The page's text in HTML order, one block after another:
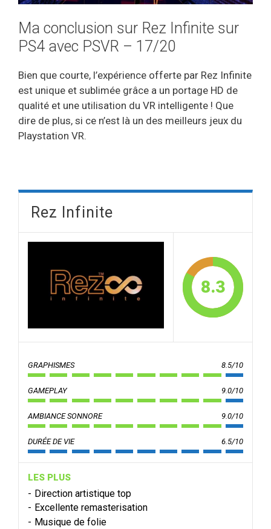
Ma conclusion sur Rez Infinite sur
PS4 avec PSVR – 17/20
Bien que courte, l’expérience offerte par Rez Infinite
est unique et sublimée grâce a un portage HD de
qualité et une utilisation du VR intelligente ! Que
dire de plus, si ce n’est là un des meilleurs jeux du
Playstation VR.
Rez Infinite
8.3
GRAPHISMES 8.5/10
GAMEPLAY 9.0/10
AMBIANCE SONNORE 9.0/10
DURÉE DE VIE 6.5/10
LES PLUS
Direction artistique top
Excellente remasterisation
Musique de folie